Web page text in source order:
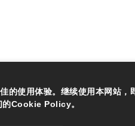
的使用体验。继续使用本网站，
的Cookie Policy。